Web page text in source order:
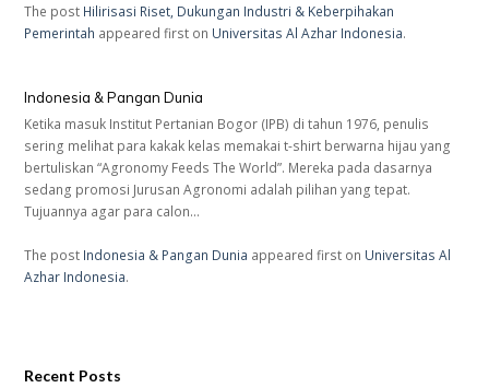
The post Hilirisasi Riset, Dukungan Industri & Keberpihakan
Pemerintah appeared first on Universitas Al Azhar Indonesia.
Indonesia & Pangan Dunia
Ketika masuk Institut Pertanian Bogor (IPB) di tahun 1976, penulis
sering melihat para kakak kelas memakai t-shirt berwarna hijau yang
bertuliskan “Agronomy Feeds The World”. Mereka pada dasarnya
sedang promosi Jurusan Agronomi adalah pilihan yang tepat.
Tujuannya agar para calon…
The post Indonesia & Pangan Dunia appeared first on Universitas Al
Azhar Indonesia.
Recent Posts